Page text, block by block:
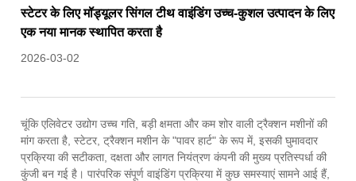
स्टेटर के लिए मॉड्यूलर सिंगल टीथ वाइंडिंग उच्च-कुशल उत्पादन के लिए
एक नया मानक स्थापित करता है
2026-03-02
चूंकि एलिवेटर उद्योग उच्च गति, बड़ी क्षमता और कम शोर वाली ट्रैक्शन मशीनों की
मांग करता है, स्टेटर, ट्रैक्शन मशीन के "पावर हार्ट" के रूप में, इसकी घुमावदार
प्रक्रिया की सटीकता, दक्षता और लागत नियंत्रण कंपनी की मुख्य प्रतिस्पर्धा की
कुंजी बन गई है। पारंपरिक संपूर्ण वाइंडिंग प्रक्रिया में कुछ समस्याएं सामने आई हैं,